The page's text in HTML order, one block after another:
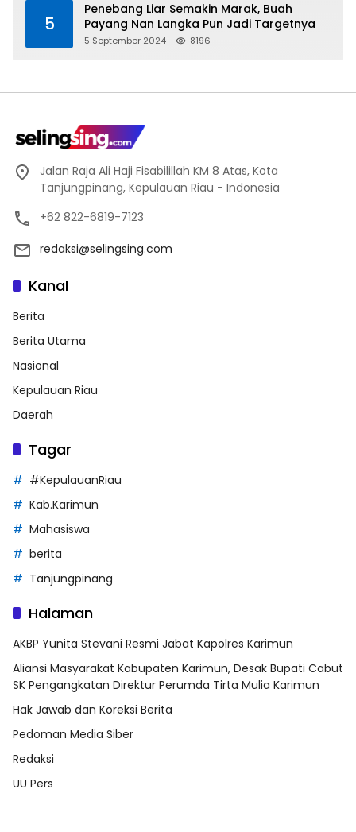
5
Penebang Liar Semakin Marak, Buah
Payang Nan Langka Pun Jadi Targetnya
5 September 2024 8196
Jalan Raja Ali Haji Fisabilillah KM 8 Atas, Kota
Tanjungpinang, Kepulauan Riau - Indonesia
+62 822-6819-7123
redaksi@selingsing.com
Kanal
Berita
Berita Utama
Nasional
Kepulauan Riau
Daerah
Tagar
#KepulauanRiau
Kab.Karimun
Mahasiswa
berita
Tanjungpinang
Halaman
AKBP Yunita Stevani Resmi Jabat Kapolres Karimun
Aliansi Masyarakat Kabupaten Karimun, Desak Bupati Cabut
SK Pengangkatan Direktur Perumda Tirta Mulia Karimun
Hak Jawab dan Koreksi Berita
Pedoman Media Siber
Redaksi
UU Pers